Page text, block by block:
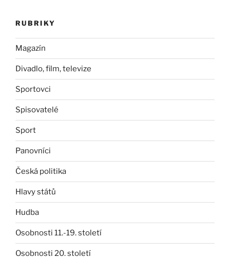
RUBRIKY
Magazín
Divadlo, film, televize
Sportovci
Spisovatelé
Sport
Panovníci
Česká politika
Hlavy států
Hudba
Osobnosti 11.-19. století
Osobnosti 20. století